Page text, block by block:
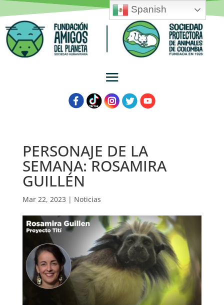
PERSONAJE DE LA
SEMANA: ROSAMIRA
GUILLÉN
Mar 22, 2023| Noticias
Spanish